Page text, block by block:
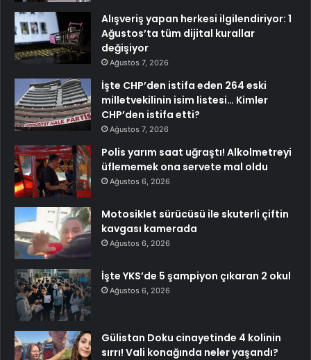
Alışveriş yapan herkesi ilgilendiriyor: 1
Ağustos’ta tüm dijital kurallar
değişiyor
Ağustos 7, 2026
İşte CHP’den istifa eden 264 eski
milletvekilinin isim listesi… Kimler
CHP’den istifa etti?
Ağustos 7, 2026
Polis yarım saat uğraştı! Alkolmetreyi
üflememek ona servete mal oldu
Ağustos 6, 2026
Motosiklet sürücüsü ile skuterli çiftin
kavgası kamerada
Ağustos 6, 2026
İşte YKS’de 5 şampiyon çıkaran 2 okul
Ağustos 6, 2026
Gülistan Doku cinayetinde 4 kolinin
sırrı! Vali konağında neler yaşandı?